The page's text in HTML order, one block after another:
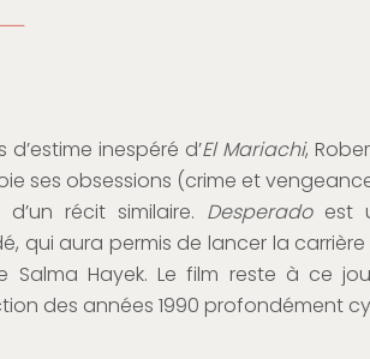
inespéré d’ElMariachi,
ses obsessions (crime et
récit similaire. Desperado est
qui aura permis de lancer la
Salma Hayek. Le film reste à ce
des années 1990 profondément